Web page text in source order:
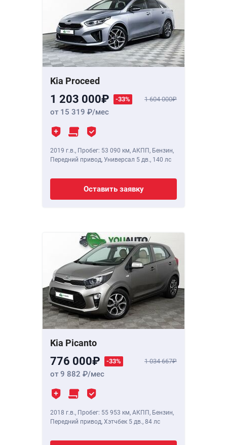
Kia Proceed
1 203 000 -33% 1 604 000
от 15 319 /мес
2019 г.в., Пробег: 53 090 км, АКПП, Бензин,
Передний привод, Универсал 5 дв., 140 лс
Оставить заявку
Kia Picanto
776 000 -33% 1 034 667
от 9 882 /мес
2018 г.в., Пробег: 55 953 км, АКПП, Бензин,
Передний привод, Хэтчбек 5 дв., 84 лс